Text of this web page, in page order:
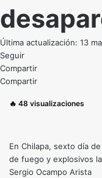
Última actualización: 13
Seguir
Compartir
Compartir
🔥 48 visualizaciones
En Chilapa, sexto día
de fuego y explosivos
Sergio Ocampo Arista